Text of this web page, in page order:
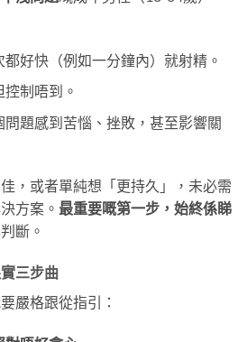
好快（例如一分鐘內）就射精。
控制唔到。
問題感到苦惱、挫敗，甚至影響關
，或者單純想「更持久」，未必需
方案。 最重要嘅第一步，始終係睇
斷。
三步曲
嚴格跟從指引：